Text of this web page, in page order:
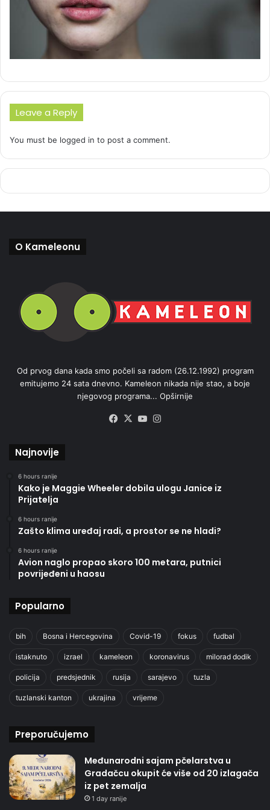
Leave a Reply
You must be logged in to post a comment.
O Kameleonu
Od prvog dana kada smo počeli sa radom (26.12.1992) program
emitujemo 24 sata dnevno. Kameleon nikada nije stao, a boje
njegovog programa... Opširnije
Facebook
X YouTube
Najnovije
6 hours ranije
Kako je Maggie Wheeler dobila ulogu Janice iz
Prijatelja
6 hours ranije
Zašto klima uređaj radi, a prostor se ne hladi?
6 hours ranije
Avion naglo propao skoro 100 metara, putnici
povrijeđeni u haosu
Popularno
bih Bosna i Hercegovina Covid-19 fokus fudbal
istaknuto izrael kameleon koronavirus milorad dodik
policija predsjednik rusija sarajevo tuzla
tuzlanski kanton ukrajina vrijeme
Preporučujemo
Međunarodni sajam pčelarstva u
Gradačcu okupit će više od 20 izlagača
iz pet zemalja
1 day ranije